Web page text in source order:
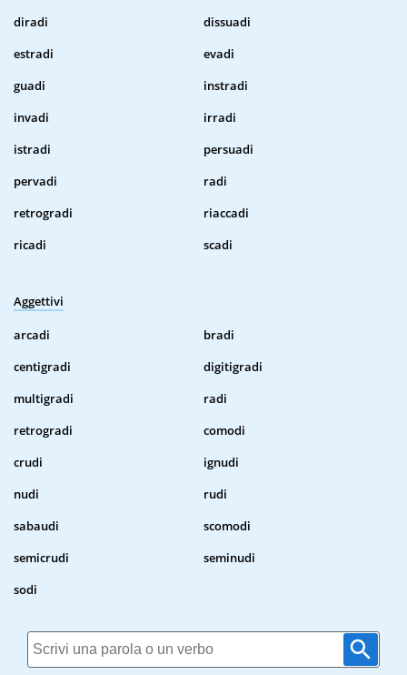
diradi
dissuadi
estradi
evadi
guadi
instradi
invadi
irradi
istradi
persuadi
pervadi
radi
retrogradi
riaccadi
ricadi
scadi
Aggettivi
arcadi
bradi
centigradi
digitigradi
multigradi
radi
retrogradi
comodi
crudi
ignudi
nudi
rudi
sabaudi
scomodi
semicrudi
seminudi
sodi